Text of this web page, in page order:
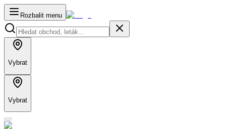
Rozbalit menu
Vybrat
Vybrat